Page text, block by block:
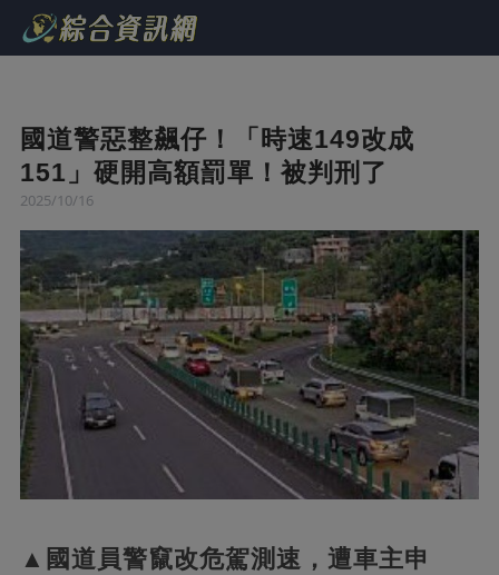
國道警惡整飆仔！「時速149改成
151」硬開高額罰單！被判刑了
2025/10/16
▲國道員警竄改危駕測速，遭車主申